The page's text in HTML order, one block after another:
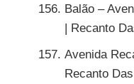
Balão –
| Recanto
Avenida
Recanto